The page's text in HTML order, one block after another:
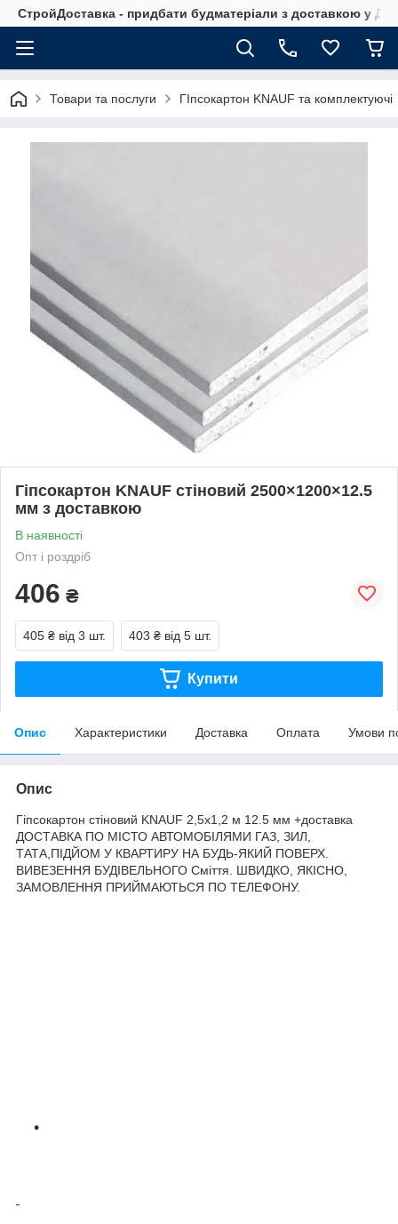
СтройДоставка - придбати будматеріали з доставкою у
Товари та послуги ГІпсокартон KNAUF та комплектуючі
Гіпсокартон KNAUF стіновий 2500×1200×12.5
мм з доставкою
В наявності
Опт і роздріб
406 ₴
405 ₴ від 3 шт. 403 ₴ від 5 шт.
Купити
Опис Характеристики Доставка Оплата Умови
Опис
Гіпсокартон стіновий KNAUF 2,5х1,2 м 12.5 мм +доставка
ДОСТАВКА ПО МІСТО АВТОМОБІЛЯМИ ГАЗ, ЗИЛ,
ТАТА,ПІДЙОМ У КВАРТИРУ НА БУДЬ-ЯКИЙ ПОВЕРХ.
ВИВЕЗЕННЯ БУДІВЕЛЬНОГО Сміття. ШВИДКО, ЯКІСНО,
ЗАМОВЛЕННЯ ПРИЙМАЮТЬСЯ ПО ТЕЛЕФОНУ.